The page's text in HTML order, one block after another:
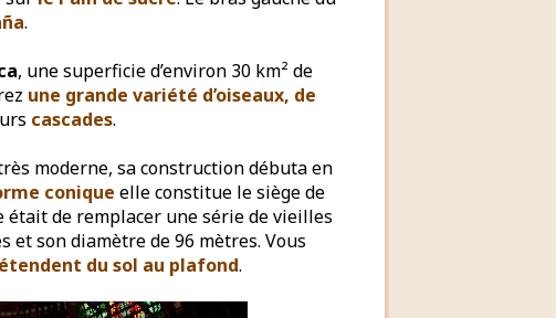
.
, une superficie d’environ 30 km² de
une grande variété d’oiseaux, de
cascades.
moderne, sa construction débuta en
conique elle constitue le siège de
était de remplacer une série de vieilles
et son diamètre de 96 mètres. Vous
du sol au plafond.